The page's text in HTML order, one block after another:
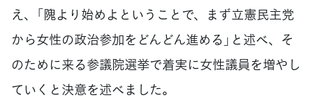
え、「隗より始めよということで、まず立憲民主党
から女性の政治参加をどんどん進める」と述べ、そ
のために来る参議院選挙で着実に女性議員を増やし
ていくと決意を述べました。